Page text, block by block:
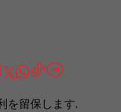
を留保します.